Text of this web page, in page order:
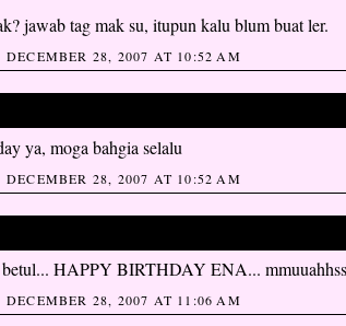
jawab tag mak su, itupun kalu blum buat ler.
DECEMBER 28, 2007 AT 10:52 AM
ya, moga bahgia selalu
DECEMBER 28, 2007 AT 10:52 AM
betul... HAPPY BIRTHDAY ENA...
DECEMBER 28, 2007 AT 11:06 AM